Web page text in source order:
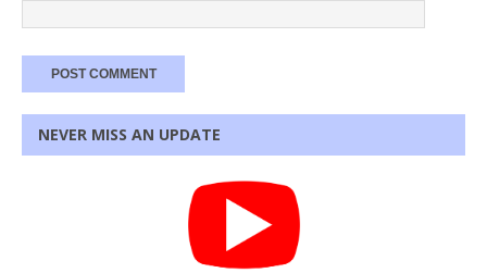
NEVER MISS AN UPDATE